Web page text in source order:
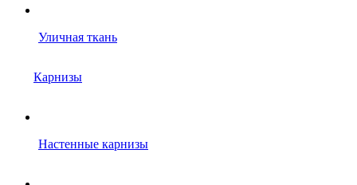
Уличная ткань
Карнизы
Настенные карнизы